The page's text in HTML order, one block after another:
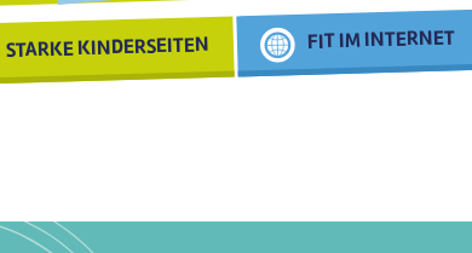
STARKE KINDERSEITEN FIT IM INTERNET